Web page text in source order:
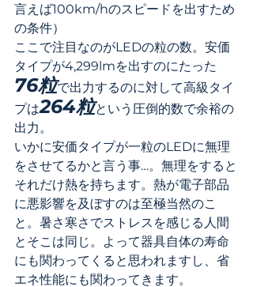
言えば100km/hのスピードを出すため
の条件）
ここで注目なのがLEDの粒の数。安価
タイプが4,299lmを出すのにたった
76粒で出力するのに対して高級タイ
プは264粒という圧倒的数で余裕の
出力。
いかに安価タイプが一粒のLEDに無理
をさせてるかと言う事…。無理をすると
それだけ熱を持ちます。熱が電子部品
に悪影響を及ぼすのは至極当然のこ
と。暑さ寒さでストレスを感じる人間
とそこは同じ。よって器具自体の寿命
にも関わってくると思われますし、省
エネ性能にも関わってきます。